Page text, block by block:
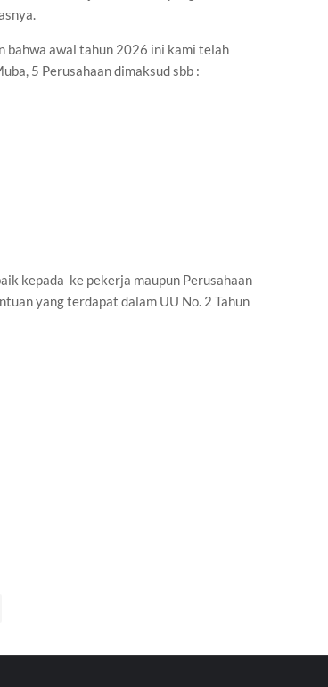
bahwa awal tahun 2026 ini kami telah
5 Perusahaan dimaksud sbb :
kepada ke pekerja maupun Perusahaan
yang terdapat dalam UU No. 2 Tahun